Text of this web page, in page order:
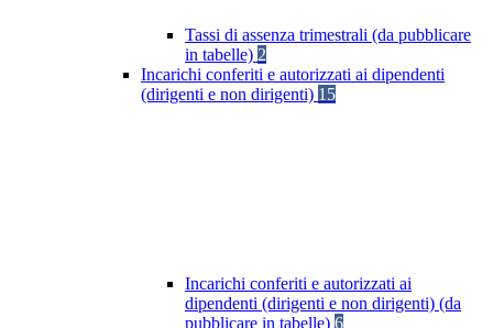
Tassi di assenza trimestrali (da pubblicare
in tabelle) 2
Incarichi conferiti e autorizzati ai dipendenti
(dirigenti e non dirigenti) 15
Incarichi conferiti e autorizzati ai
dipendenti (dirigenti e non dirigenti) (da
pubblicare in tabelle) 6